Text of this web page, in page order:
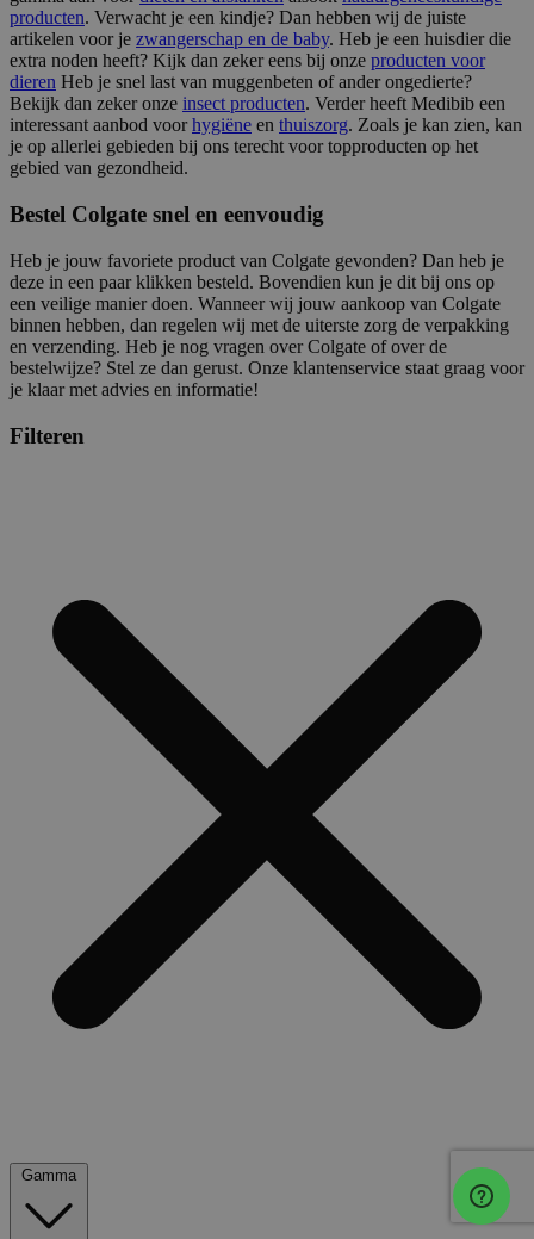
producten. Verwacht je een kindje? Dan hebben wij de juiste
artikelen voor je zwangerschap en de baby. Heb je een huisdier die
extra noden heeft? Kijk dan zeker eens bij onze producten voor
dieren Heb je snel last van muggenbeten of ander ongedierte?
Bekijk dan zeker onze insect producten. Verder heeft Medibib een
interessant aanbod voorhygiëne en thuiszorg. Zoals je kan zien, kan
je op allerlei gebieden bij ons terecht voor topproducten op het
gebied van gezondheid.
Bestel Colgate snel en eenvoudig
Heb je jouw favoriete product van Colgate gevonden? Dan heb je
deze in een paar klikken besteld. Bovendien kun je dit bij ons op
een veilige manier doen. Wanneer wij jouw aankoop van Colgate
binnen hebben, dan regelen wij met de uiterste zorg de verpakking
en verzending. Heb je nog vragen over Colgate of over de
bestelwijze? Stel ze dan gerust. Onze klantenservice staat graag voor
je klaar met advies en informatie!
Filteren
Gamma